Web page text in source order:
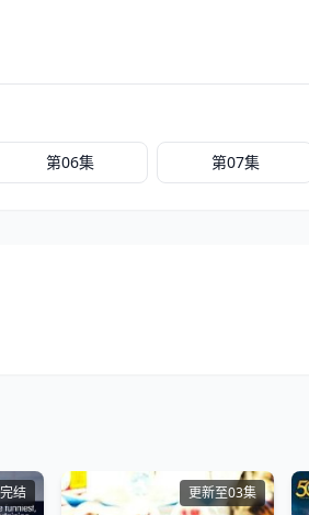
第06集 第07集
结 更新至03集